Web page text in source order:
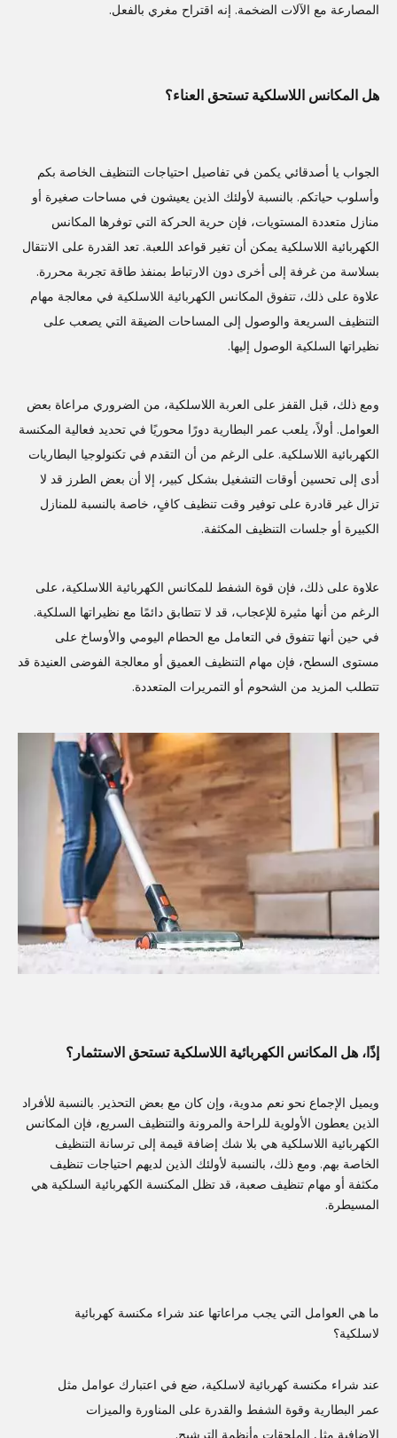
المصارعة مع الآلات الضخمة. إنه اقتراح مغري بالفعل.
هل المكانس اللاسلكية تستحق العناء؟
الجواب يا أصدقائي يكمن في تفاصيل احتياجات التنظيف الخاصة بكم
وأسلوب حياتكم. بالنسبة لأولئك الذين يعيشون في مساحات صغيرة أو
منازل متعددة المستويات، فإن حرية الحركة التي توفرها المكانس
الكهربائية اللاسلكية يمكن أن تغير قواعد اللعبة. تعد القدرة على الانتقال
بسلاسة من غرفة إلى أخرى دون الارتباط بمنفذ طاقة تجربة محررة.
علاوة على ذلك، تتفوق المكانس الكهربائية اللاسلكية في معالجة مهام
التنظيف السريعة والوصول إلى المساحات الضيقة التي يصعب على
نظيراتها السلكية الوصول إليها.
ومع ذلك، قبل القفز على العربة اللاسلكية، من الضروري مراعاة بعض
العوامل. أولاً، يلعب عمر البطارية دورًا محوريًا في تحديد فعالية المكنسة
الكهربائية اللاسلكية. على الرغم من أن التقدم في تكنولوجيا البطاريات
أدى إلى تحسين أوقات التشغيل بشكل كبير، إلا أن بعض الطرز قد لا
تزال غير قادرة على توفير وقت تنظيف كافٍ، خاصة بالنسبة للمنازل
الكبيرة أو جلسات التنظيف المكثفة.
علاوة على ذلك، فإن قوة الشفط للمكانس الكهربائية اللاسلكية، على
الرغم من أنها مثيرة للإعجاب، قد لا تتطابق دائمًا مع نظيراتها السلكية.
في حين أنها تتفوق في التعامل مع الحطام اليومي والأوساخ على
مستوى السطح، فإن مهام التنظيف العميق أو معالجة الفوضى العنيدة قد
تتطلب المزيد من الشحوم أو التمريرات المتعددة.
إذًا، هل المكانس الكهربائية اللاسلكية تستحق الاستثمار؟
ويميل الإجماع نحو نعم مدوية، وإن كان مع بعض التحذير. بالنسبة للأفراد
الذين يعطون الأولوية للراحة والمرونة والتنظيف السريع، فإن المكانس
الكهربائية اللاسلكية هي بلا شك إضافة قيمة إلى ترسانة التنظيف
الخاصة بهم. ومع ذلك، بالنسبة لأولئك الذين لديهم احتياجات تنظيف
مكثفة أو مهام تنظيف صعبة، قد تظل المكنسة الكهربائية السلكية هي
المسيطرة.
ما هي العوامل التي يجب مراعاتها عند شراء مكنسة كهربائية
لاسلكية؟
عند شراء مكنسة كهربائية لاسلكية، ضع في اعتبارك عوامل مثل
عمر البطارية وقوة الشفط والقدرة على المناورة والميزات
الإضافية مثل الملحقات وأنظمة الترشيح.